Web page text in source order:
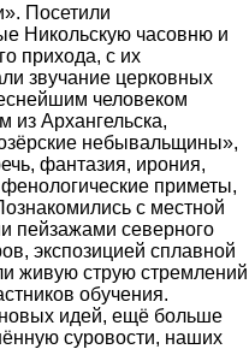
Посетили
Никольскую часовню и
прихода, с их
звучание церковных
человеком
из Архангельска,
небывальщины»,
фантазия, ирония,
приметы,
с местной
пейзажами северного
экспозицией сплавной
живую струю стремлений
обучения.
идей, ещё больше
суровости, наших